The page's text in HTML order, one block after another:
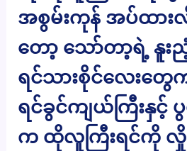
အစွမ်းကုန် အပ်ထာ
တော့ သော်တာ့ရဲ့ နူ
ရင်သားစိုင်လေးတွ
ရင်ခွင်ကျယ်ကြီးနှင့်
က ထိုလူကြီးရင်ကို လှို